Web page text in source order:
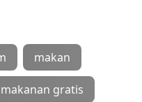
makan
makanan gratis